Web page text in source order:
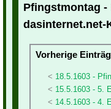
Pfingstmontag -
dasinternet.net-
Vorherige
18.5.1603 -
15.5.1603 - 5.
14.5.1603 - 4.